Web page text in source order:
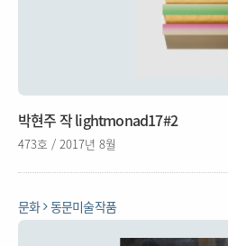
박현주 작 lightmonad17#2
473호 / 2017년 8월
문화 동문미술작품